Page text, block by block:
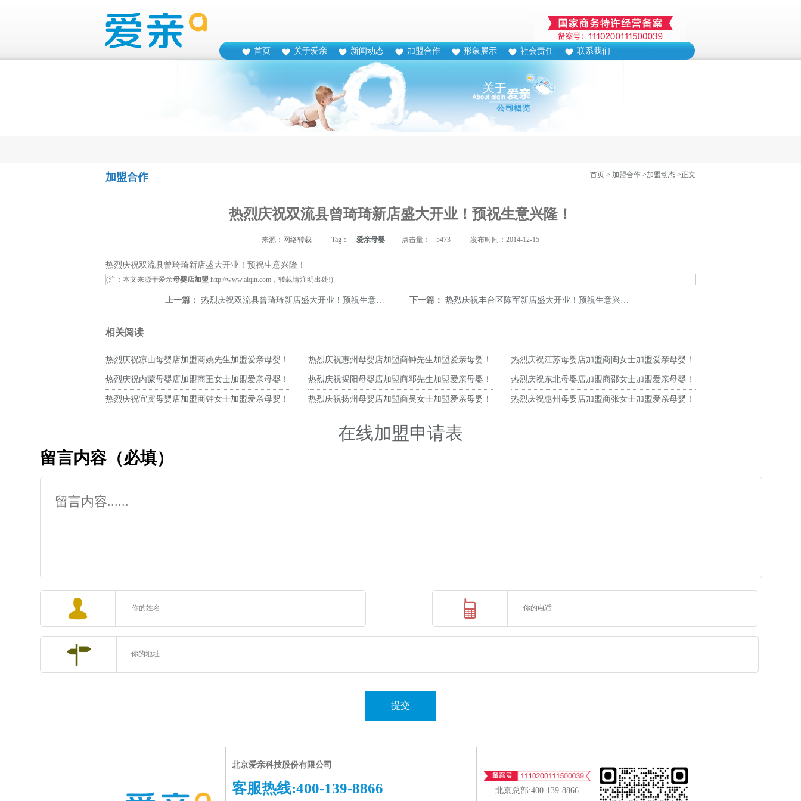
首页 关于爱亲 新闻动态 加盟合作 形象展示 社会责任 联系我们
加盟合作 首页 > 加盟合作 >加盟动态 >正文
热烈庆祝双流县曾琦琦新店盛大开业！预祝生意兴隆！
来源： 网络转载 Tag： 爱亲母婴 点击量： 5473 发布时间：2014-12-15
热烈庆祝双流县曾琦琦新店盛大开业！预祝生意兴隆！
(注：本文来源于爱亲母婴店加盟 http://www.aiqin.com ，转载请注明出处!)
上一篇： 热烈庆祝双流县曾琦琦新店盛大开业！预祝生意兴隆！ 下一篇： 热烈庆祝丰台区陈军新店盛大开业！预祝生意兴隆！
相关阅读
热烈庆祝凉山母婴店加盟商姚先生加盟爱亲母婴！
预祝生意兴隆！
热烈庆祝惠州母婴店加盟商钟先生加盟爱亲母婴！
预祝生意兴隆！
热烈庆祝江苏母婴店加盟商陶女士加盟爱亲母婴！
预祝生意兴隆！
热烈庆祝内蒙母婴店加盟商王女士加盟爱亲母婴！
预祝生意兴隆！
热烈庆祝揭阳母婴店加盟商邓先生加盟爱亲母婴！
预祝生意兴隆！
热烈庆祝东北母婴店加盟商邵女士加盟爱亲母婴！
预祝生意兴隆！
热烈庆祝宜宾母婴店加盟商钟女士加盟爱亲母婴！ 热烈庆祝扬州母婴店加盟商吴女士加盟爱亲母婴！ 热烈庆祝惠州母婴店加盟商张女士加盟爱亲母婴！
在线加盟申请表
留言内容（必填）
提交
北京爱亲科技股份有限公司
客服热线:400-139-8866 北京总部:400-139-8866